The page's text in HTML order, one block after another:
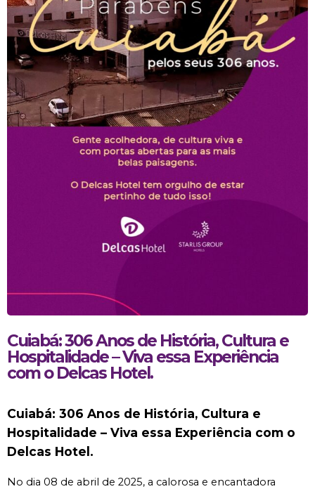
Cuiabá: 306 Anos de História, Cultura e
Hospitalidade – Viva essa Experiência
com o Delcas Hotel.
Cuiabá: 306 Anos de História, Cultura e
Hospitalidade – Viva essa Experiência com o
Delcas Hotel.
No dia 08 de abril de 2025, a calorosa e encantadora